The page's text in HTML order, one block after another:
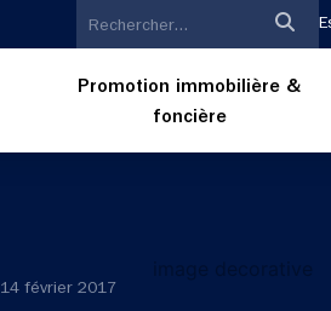
Promotion immobilière &
foncière
14 février 2017